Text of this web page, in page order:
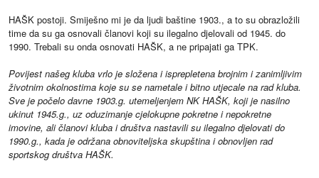
HAŠK postoji. Smiješno mi je da ljudi baštine 1903., a to su obrazložili
time da su ga osnovali članovi koji su ilegalno djelovali od 1945. do
1990. Trebali su onda osnovati HAŠK, a ne pripajati ga TPK.
Povijest našeg kluba vrlo je složena i isprepletena brojnim i zanimljivim
životnim okolnostima koje su se nametale i bitno utjecale na rad kluba.
Sve je počelo davne 1903.g. utemeljenjem NK HAŠK, koji je nasilno
ukinut 1945.g., uz oduzimanje cjelokupne pokretne i nepokretne
imovine, ali članovi kluba i društva nastavili su ilegalno djelovati do
1990.g., kada je održana obnoviteljska skupština i obnovljen rad
sportskog društva HAŠK.